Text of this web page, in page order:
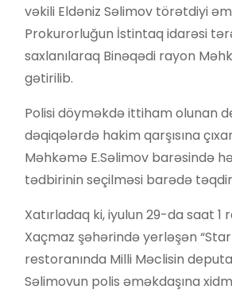
vəkili Eldəniz Səlimov törətdiyi
Prokurorluğun İstintaq idarəsi
saxlanılaraq Binəqədi rayon
gətirilib.
Polisi döyməkdə ittiham olunan
dəqiqələrdə hakim qarşısına
Məhkəmə E.Səlimov barəsində
tədbirinin seçilməsi barədə
Xatırladaq ki, iyulun 29-da saat 1
Xaçmaz şəhərində yerləşən
restoranında Milli Məclisin
Səlimovun polis əməkdaşına